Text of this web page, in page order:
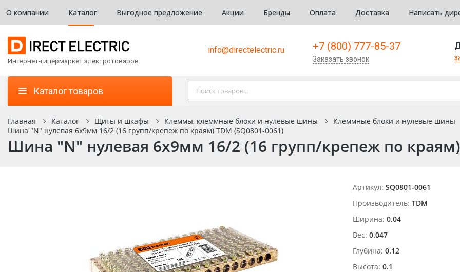
О компании Каталог Выгодное предложение Акции Бренды Оплата Доставка Написать
Интернет-гипермаркет электротоваров
info@directelectric.ru +7 (800) 777-85-37
Заказать звонок
Каталог товаров
Главная Каталог Щиты и шкафы Клеммы, клеммные блоки и нулевые шины
Клеммные блоки и нулевые шины
Шина "N" нулевая 6х9мм 16/2 (16 групп/крепеж по краям) TDM (SQ0801-0061)
Шина "N" нулевая 6х9мм 16/2 (16 групп/крепеж по краям)
Артикул: SQ0801-0061
Производитель: TDM
Ширина: 0.04
Вес: 0.047
Глубина: 0.12
Высота: 0.1